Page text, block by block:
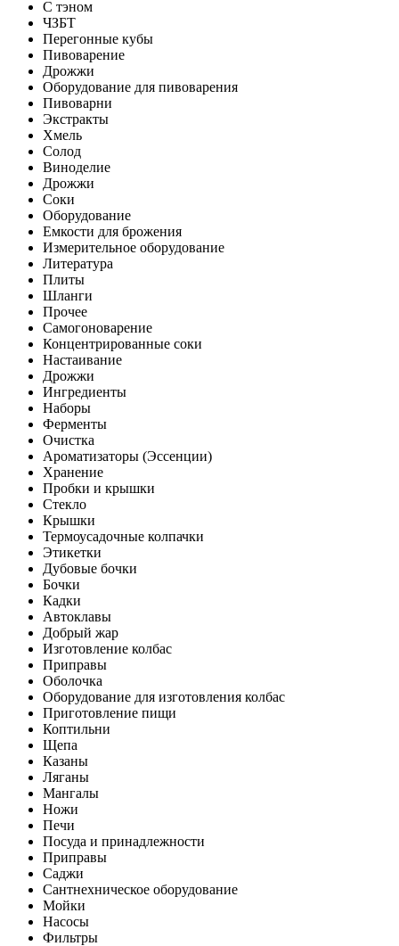
С тэном
ЧЗБТ
Перегонные кубы
Пивоварение
Дрожжи
Оборудование для пивоварения
Пивоварни
Экстракты
Хмель
Солод
Виноделие
Дрожжи
Соки
Оборудование
Емкости для брожения
Измерительное оборудование
Литература
Плиты
Шланги
Прочее
Самогоноварение
Концентрированные соки
Настаивание
Дрожжи
Ингредиенты
Наборы
Ферменты
Очистка
Ароматизаторы (Эссенции)
Хранение
Пробки и крышки
Стекло
Крышки
Термоусадочные колпачки
Этикетки
Дубовые бочки
Бочки
Кадки
Автоклавы
Добрый жар
Изготовление колбас
Приправы
Оболочка
Оборудование для изготовления колбас
Приготовление пищи
Коптильни
Щепа
Казаны
Ляганы
Мангалы
Ножи
Печи
Посуда и принадлежности
Приправы
Саджи
Сантнехническое оборудование
Мойки
Насосы
Фильтры